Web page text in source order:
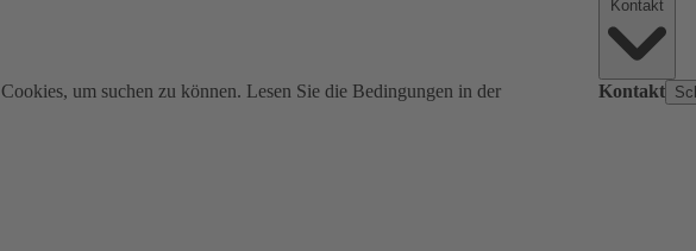
um suchen zu können. Lesen Sie die Bedingungen in der
Kontakt